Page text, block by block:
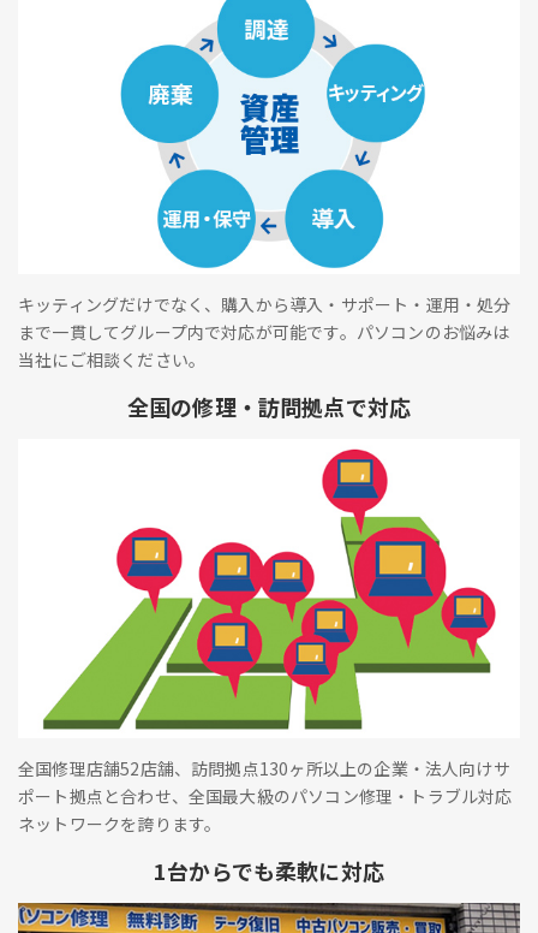
キッティングだけでなく、購入から導入・サポート・運用・処分
まで一貫してグループ内で対応が可能です。パソコンのお悩みは
当社にご相談ください。
全国の修理・訪問拠点で対応
全国修理店舗52店舗、訪問拠点130ヶ所以上の企業・法人向けサ
ポート拠点と合わせ、全国最大級のパソコン修理・トラブル対応
ネットワークを誇ります。
1台からでも柔軟に対応